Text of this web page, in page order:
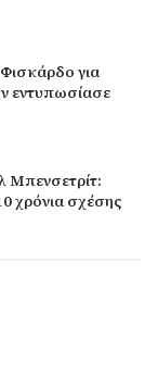
για
εντυπωσίασε
Μπενσετρίτ:
χρόνια σχέσης